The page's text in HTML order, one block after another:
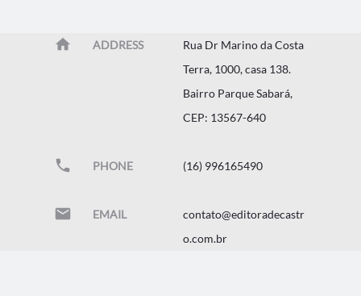
ADDRESS
Rua Dr Marino da Costa
Terra, 1000, casa 138.
Bairro Parque Sabará,
CEP: 13567-640
PHONE (16) 996165490
EMAIL
contato@editoradecastr
o.com.br